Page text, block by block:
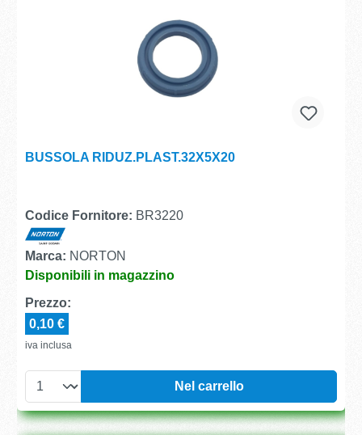
BUSSOLA RIDUZ.PLAST.32X5X20
Codice Fornitore: BR3220
Marca: NORTON
Disponibili in magazzino
Prezzo:
0,10 €
iva inclusa
Nel carrello